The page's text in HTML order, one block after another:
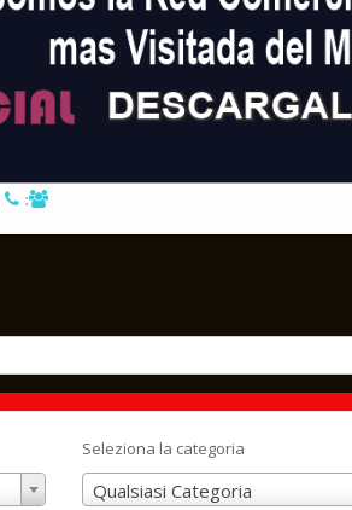
:
Seleziona la categoria
Qualsiasi Categoria